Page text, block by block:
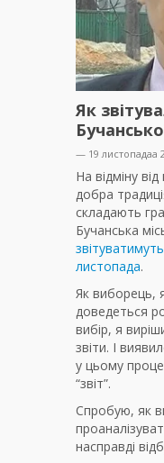
Як
— 19 листопадаа
На відміну
добра
складають
Бучанська
листопада.
Як виборець,
доведеться
вибір, я
звіти. І
у цьому
“звіт”.
Спробую, як
насправді